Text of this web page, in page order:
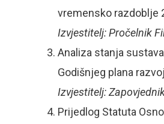
vremensko razdoblje
Izvjestitelj: Pročelnik
Analiza stanja
Godišnjeg plana
Izvjestitelj:
Prijedlog Statuta